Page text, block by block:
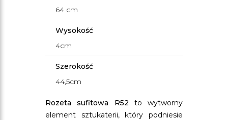
64 cm
Wysokość
4cm
Szerokość
44,5cm
Rozeta sufitowa R52 to wytworny
element sztukaterii, który podniesie